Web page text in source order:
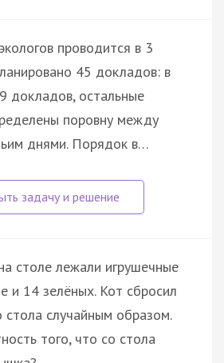
проводится в 3
45 докладов: в
докладов, остальные
поровну между
днями. Порядок в…
столе лежали игрушечные
и 14 зелёных. Кот сбросил
стола случайным образом.
того, что со стола